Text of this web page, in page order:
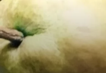
ン
テ
ン
ツ